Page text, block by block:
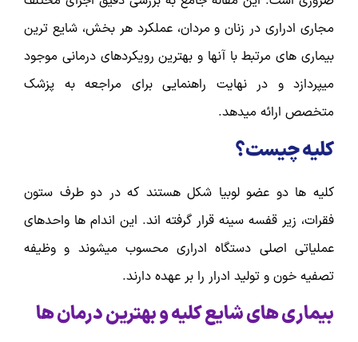
مجاری ادراری در زنان و مردان، عملکرد هر بخش، شایع ترین
بیماری های مرتبط با آنها و بهترین رویکردهای درمانی موجود
میپردازد و در نهایت راهنمایی برای مراجعه به پزشک
متخصص ارائه میدهد.
کلیه چیست؟
کلیه ها دو عضو لوبیا شکل هستند که در دو طرف ستون
فقرات، زیر قفسه سینه قرار گرفته اند. این اندام ها واحدهای
عملیاتی اصلی دستگاه ادراری محسوب میشوند و وظیفه
تصفیه خون و تولید ادرار را بر عهده دارند.
بیماری های شایع کلیه و بهترین درمان ها